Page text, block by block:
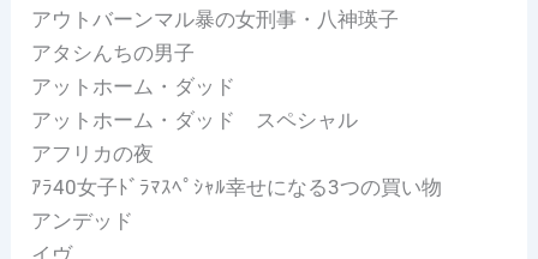
アウトバーンマル暴の女刑事・八神瑛子
アタシんちの男子
アットホーム・ダッド
アットホーム・ダッド スペシャル
アフリカの夜
ｱﾗ40女子ﾄﾞﾗﾏｽﾍﾟｼｬﾙ幸せになる3つの買い物
アンデッド